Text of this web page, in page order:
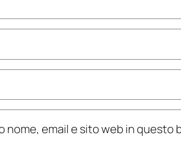
nome, email e sito web in